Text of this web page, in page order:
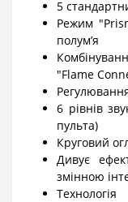
5
Режим
полумʼя
"Flame
6 рівнів
пульта)
Круговий
Дивує
змінною